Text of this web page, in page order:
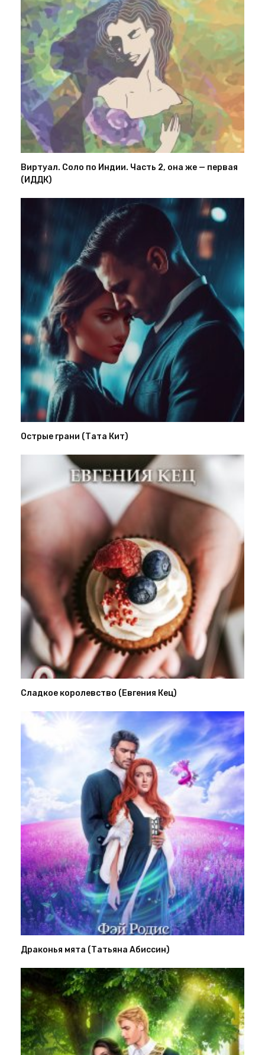
Виртуал. Соло по Индии. Часть 2, она же — первая
(ИДДК)
Острые грани (Тата Кит)
Сладкое королевство (Евгения Кец)
Драконья мята (Татьяна Абиссин)